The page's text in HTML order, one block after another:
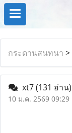
กระดานสนทนา >
xt7(131 อ่าน)
10 ม.ค. 2569 09:29